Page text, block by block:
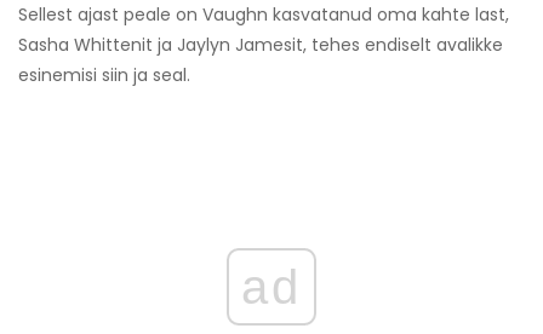
Sellest ajast peale on Vaughn kasvatanud oma kahte last,
Sasha Whittenit ja Jaylyn Jamesit, tehes endiselt avalikke
esinemisi siin ja seal.
ad